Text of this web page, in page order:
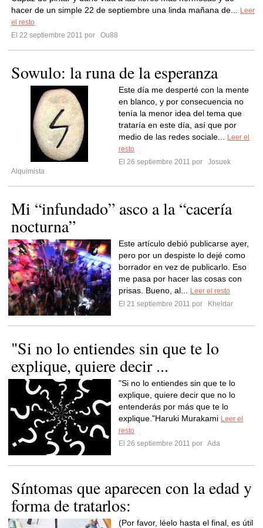
hacer de un simple 22 de septiembre una linda mañana de...
Leer
el resto
El 22 septiembre 2011 por
Ou88
Sowulo: la runa de la esperanza
Este día me desperté con la mente
en blanco, y por consecuencia no
tenía la menor idea del tema que
trataría en este día, así que por
medio de las redes sociale...
Leer el
resto
El 26 septiembre 2011 por
Josuek
Alquimista
Mi “infundado” asco a la “cacería
nocturna”
Este artículo debió publicarse ayer,
pero por un despiste lo dejé como
borrador en vez de publicarlo. Eso
me pasa por hacer las cosas con
prisas. Bueno, al...
Leer el resto
El 21 septiembre 2011 por
Kheldar
"Si no lo entiendes sin que te lo
explique, quiere decir ...
"Si no lo entiendes sin que te lo
explique, quiere decir que no lo
entenderás por más que te lo
explique."Haruki Murakami Leer el
resto
El 26 septiembre 2011 por Ada
Síntomas que aparecen con la edad y
forma de tratarlos:
(Por favor, léelo hasta el final, es útil